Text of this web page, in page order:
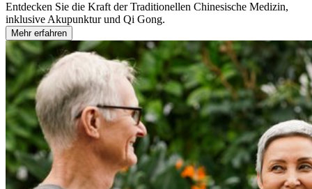
Entdecken Sie die Kraft der Traditionellen Chinesische Medizin,
inklusive Akupunktur und Qi Gong.
Mehr erfahren